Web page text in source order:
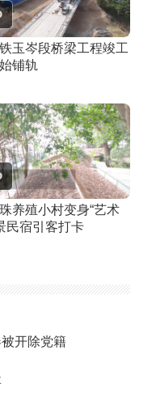
玉岑段桥梁工程竣工
铺轨
养殖小村变身“艺术
民宿引客打卡
开除党籍